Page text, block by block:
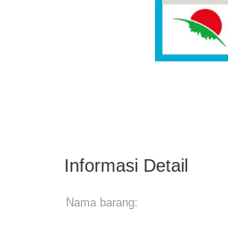
Informasi Detail
Nama barang: